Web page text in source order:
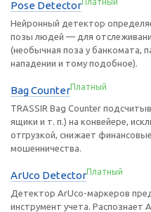
Pose Detector
Нейронный детектор
позы людей — для
(необычная поза у банкомата,
нападении и тому подобное).
Bag CounterПлатный
TRASSIR Bag Counter
ящики и т. п.) на конвейере,
отгрузкой, снижает
мошенничества.
ArUco DetectorПлатный
Детектор ArUco-маркеров
инструмент учета. Распознает